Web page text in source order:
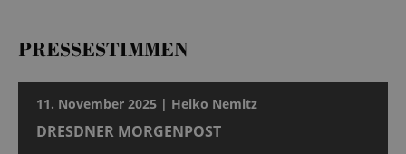
PRESSESTIMMEN
11. November 2025 | Heiko Nemitz
DRESDNER MORGENPOST